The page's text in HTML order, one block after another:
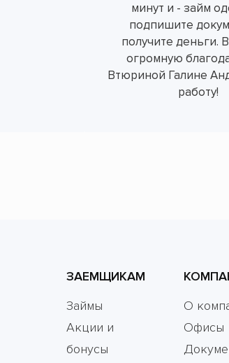
минут и - займ
подпишите
получите деньги.
огромную
Втюриной Галине
работу!
ЗАЕМЩИКАМ
Займы
Акции и
бонусы
О
Офисы